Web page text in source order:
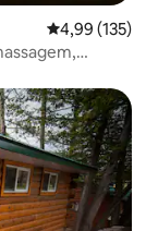
4,99 de uma
4,99 (135)